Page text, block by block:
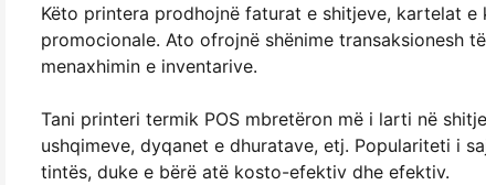
Këto printera prodhojnë faturat e shitjeve, kartelat
promocionale. Ato ofrojnë shënime transaksionesh
menaxhimin e inventarive.
Tani printeri termik POS mbretëron më i larti në
ushqimeve, dyqanet e dhuratave, etj. Populariteti i
tintës, duke e bërë atë kosto-efektiv dhe efektiv.